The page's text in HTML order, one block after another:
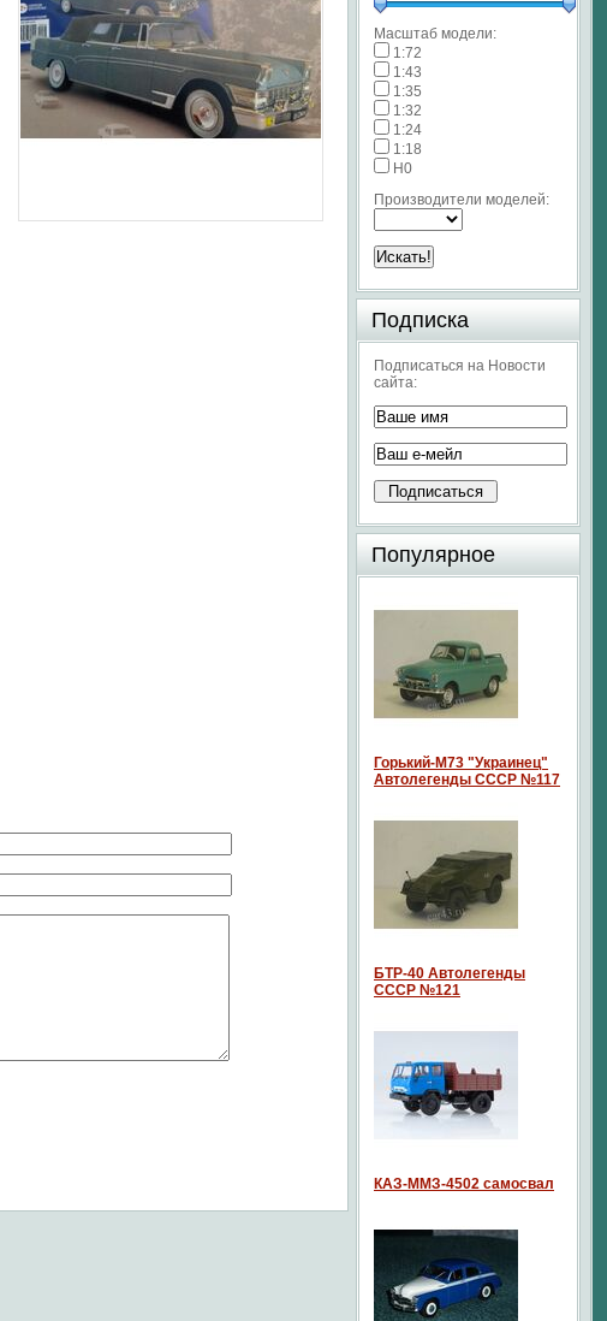
Масштаб модели:
1:72
1:43
1:35
1:32
1:24
1:18
H0
Производители моделей:
Подписка
Подписаться на Новости
сайта:
Популярное
Горький-М73 "Украинец"
Автолегенды СССР №117
БТР-40 Автолегенды
СССР №121
КАЗ-ММЗ-4502 самосвал